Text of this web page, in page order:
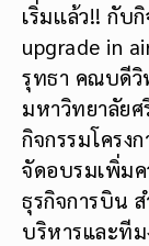
เริ่มเเล้ว!! กั
upgrade in
รุทธา คณบดีวิ
มหาวิทยาลัย
กิจกรรมโครง
จัดอบรมเพิ่ม
ธุรกิจการบิน
บริหารและที